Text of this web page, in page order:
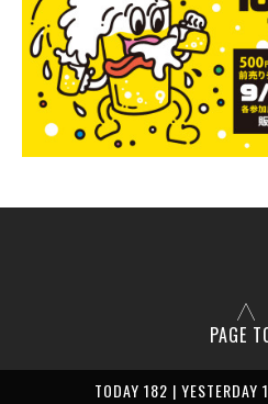
PAGE
TODAY 182 |